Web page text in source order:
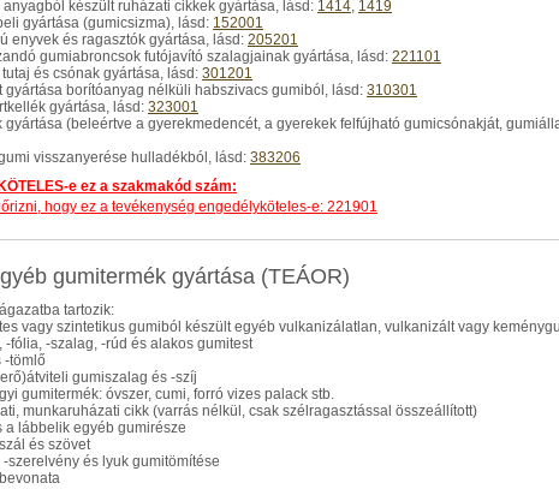
készült ruházati cikkek gyártása, lásd: 1414, 1419
gyártása (gumicsizma), lásd: 152001
enyvek és ragasztók gyártása, lásd: 205201
gumiabroncsok futójavító szalagjainak gyártása, lásd: 221101
és csónak gyártása, lásd: 301201
gyártása borítóanyag nélküli habszivacs gumiból, lásd: 310301
gyártása, lásd: 323001
gyártása (beleértve a gyerekmedencét, a gyerekek felfújható gumicsónakját,
visszanyerése hulladékból, lásd: 383206
e ez a szakmakód szám:
hogy ez a tevékenység engedélyköteles-e: 221901
gumitermék gyártása (TEÁOR)
tartozik:
vagy szintetikus gumiból készült egyéb vulkanizálatlan, vulkanizált vagy
-fólia, -szalag, -rúd és alakos gumitest
-tömlő
gumiszalag és -szíj
gumitermék: óvszer, cumi, forró vizes palack stb.
munkaruházati cikk (varrás nélkül, csak szélragasztással összeállított)
a lábbelik egyéb gumirésze
és szövet
szerelvény és lyuk gumitömítése